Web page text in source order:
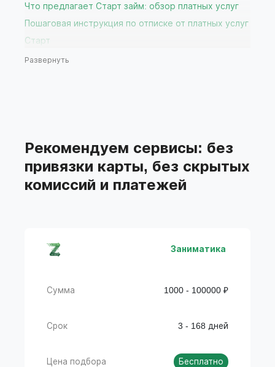
Что предлагает Старт займ: обзор платных услуг
Пошаговая инструкция по отписке от платных услуг
Старт
Через личный кабинет на сайте
подбора займов
Развернуть
Рекомендуем сервисы: без
привязки карты, без скрытых
комиссий и платежей
Заниматика
Сумма 1000 - 100000 ₽
Срок 3 - 168 дней
Цена подбора Бесплатно